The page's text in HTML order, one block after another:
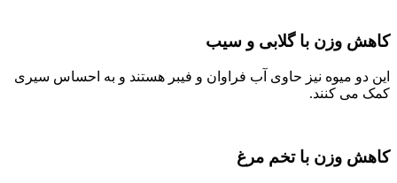
کاهش وزن با گلابی و سیب
این دو میوه نیز حاوی آب فراوان و فیبر هستند و به احساس سیری
کمک می کنند.
کاهش وزن با تخم مرغ